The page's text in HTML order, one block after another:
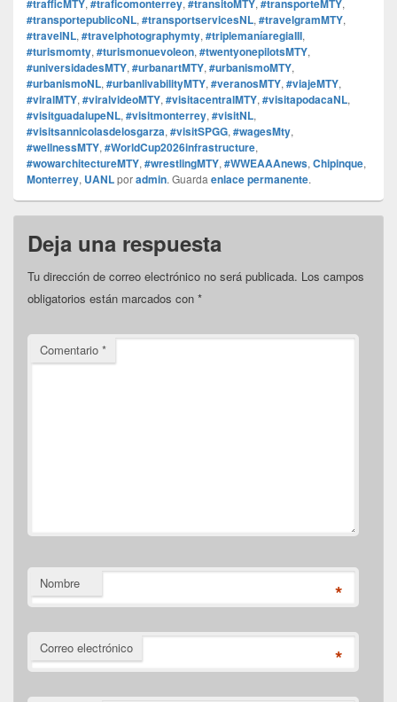
#trafficMTY, #traficomonterrey, #transitoMTY, #transporteMTY,
#transportepublicoNL, #transportservicesNL, #travelgramMTY,
#travelNL, #travelphotographymty, #triplemaníaregiaIII,
#turismomty, #turismonuevoleon, #twentyonepilotsMTY,
#universidadesMTY, #urbanartMTY, #urbanismoMTY,
#urbanismoNL, #urbanlivabilityMTY, #veranosMTY, #viajeMTY,
#viralMTY, #viralvideoMTY, #visitacentralMTY, #visitapodacaNL,
#visitguadalupeNL, #visitmonterrey, #visitNL,
#visitsannicolasdelosgarza, #visitSPGG, #wagesMty,
#wellnessMTY, #WorldCup2026infrastructure,
#wowarchitectureMTY, #wrestlingMTY, #WWEAAAnews, Chipinque,
Monterrey, UANLporadmin. Guarda enlace permanente.
Deja una respuesta
Tu dirección de correo electrónico no será publicada. Los campos
obligatorios están marcados con *
Comentario *
Nombre *
Correo electrónico *